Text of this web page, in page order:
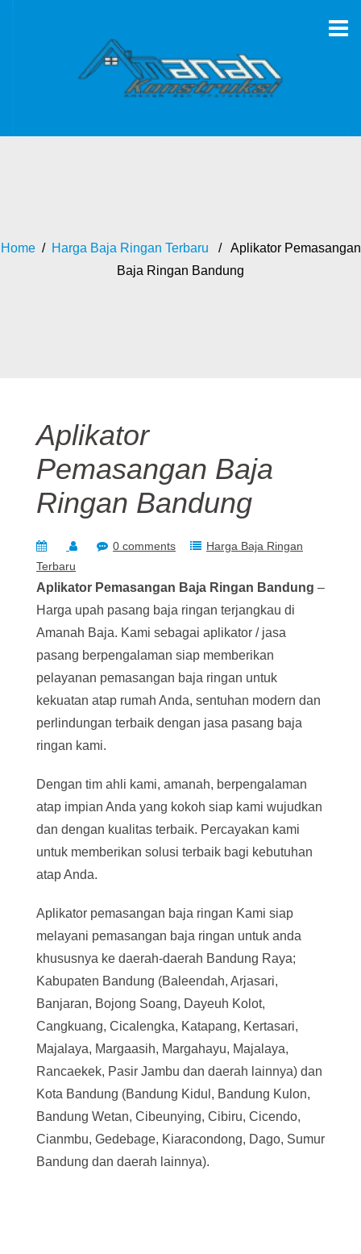
Home/ Harga Baja Ringan Terbaru / Aplikator Pemasangan
Baja Ringan Bandung
Aplikator
Pemasangan Baja
Ringan Bandung
0 comments
Harga Baja Ringan
Terbaru
Aplikator Pemasangan Baja Ringan Bandung –
Harga upah pasang baja ringan terjangkau di
Amanah Baja. Kami sebagai aplikator / jasa
pasang berpengalaman siap memberikan
pelayanan pemasangan baja ringan untuk
kekuatan atap rumah Anda, sentuhan modern dan
perlindungan terbaik dengan jasa pasang baja
ringan kami.
Dengan tim ahli kami, amanah, berpengalaman
atap impian Anda yang kokoh siap kami wujudkan
dan dengan kualitas terbaik. Percayakan kami
untuk memberikan solusi terbaik bagi kebutuhan
atap Anda.
Aplikator pemasangan baja ringan Kami siap
melayani pemasangan baja ringan untuk anda
khususnya ke daerah-daerah Bandung Raya;
Kabupaten Bandung (Baleendah, Arjasari,
Banjaran, Bojong Soang, Dayeuh Kolot,
Cangkuang, Cicalengka, Katapang, Kertasari,
Majalaya, Margaasih, Margahayu, Majalaya,
Rancaekek, Pasir Jambu dan daerah lainnya) dan
Kota Bandung (Bandung Kidul, Bandung Kulon,
Bandung Wetan, Cibeunying, Cibiru, Cicendo,
Cianmbu, Gedebage, Kiaracondong, Dago, Sumur
Bandung dan daerah lainnya).